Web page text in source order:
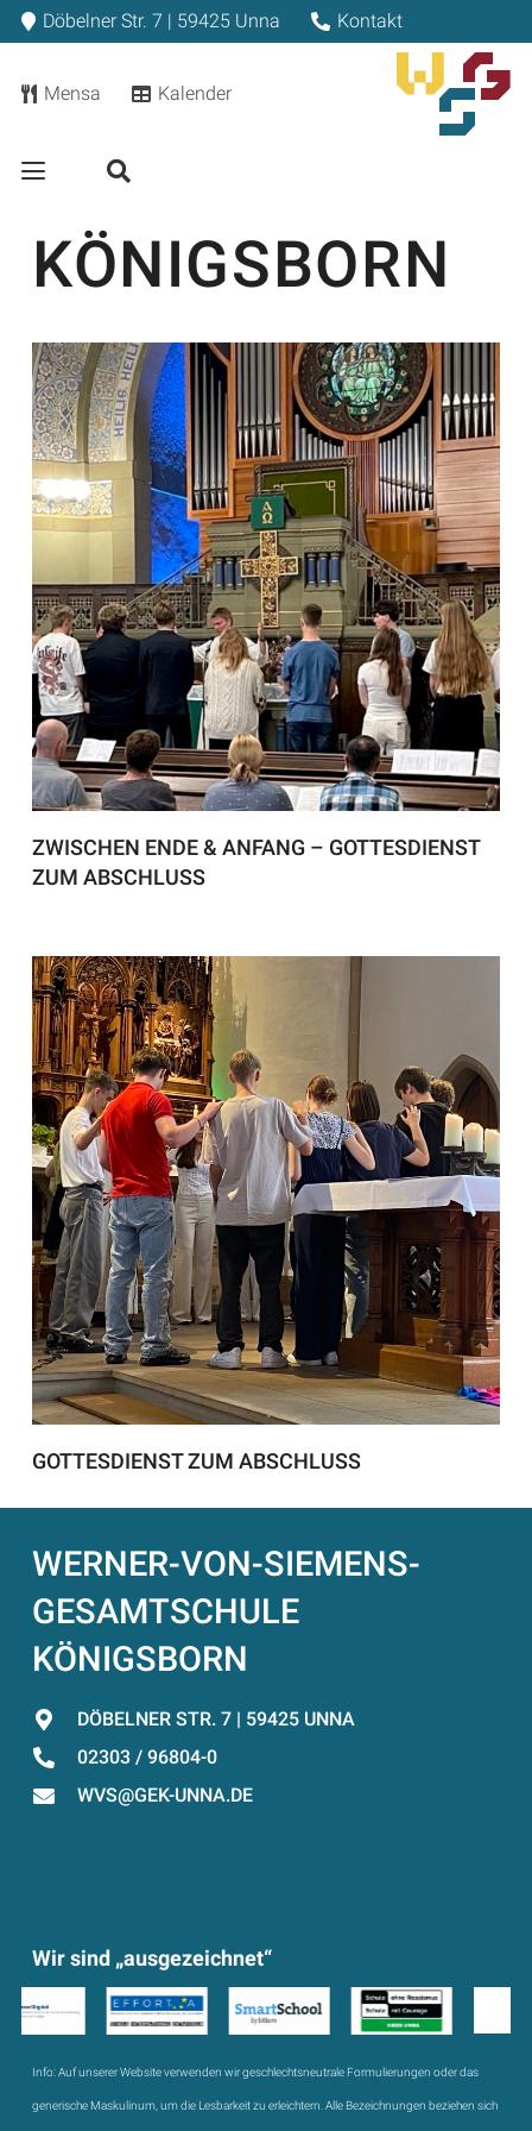
Döbelner Str. 7 | 59425 Unna Kontakt
Mensa Kalender
KÖNIGSBORN
ZWISCHEN ENDE & ANFANG – GOTTESDIENST
ZUM ABSCHLUSS
GOTTESDIENST ZUM ABSCHLUSS
WERNER-VON-SIEMENS-
GESAMTSCHULE
KÖNIGSBORN
DÖBELNER STR. 7 | 59425 UNNA
02303 / 96804-0
WVS@GEK-UNNA.DE
Wir sind „ausgezeichnet“
Info:Auf unserer Website verwenden wir geschlechtsneutrale Formulierungen oder das
generische Maskulinum, um die Lesbarkeit zu erleichtern. Alle Bezeichnungen beziehen sich